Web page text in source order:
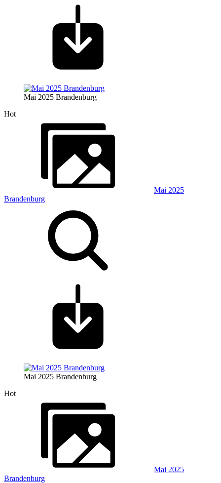
Mai 2025 Brandenburg
Hot
Mai 2025
Brandenburg
Mai 2025 Brandenburg
Hot
Mai 2025
Brandenburg